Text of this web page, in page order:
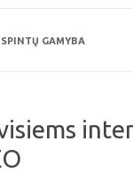
SPINTŲ GAMYBA